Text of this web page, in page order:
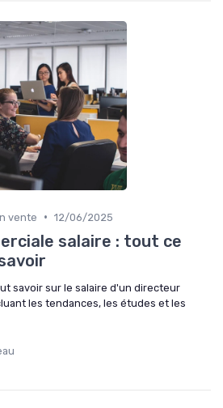
vente • 12/06/2025
salaire : tout ce
savoir sur le salaire d'un directeur
les tendances, les études et les